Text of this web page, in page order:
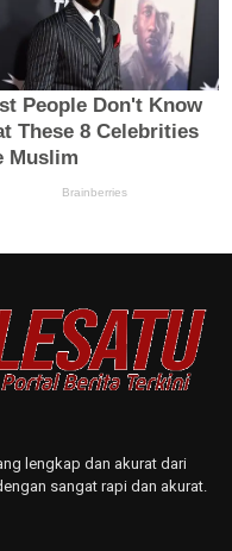
lengkap dan akurat dari
sangat rapi dan akurat.